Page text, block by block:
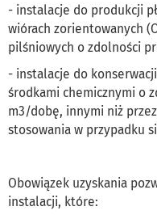
- instalacje do produkcji
wiórach zorientowanych
pilśniowych o zdolności
- instalacje do
środkami chemicznymi o
m3/dobę, innymi niż
stosowania w przypadku
Obowiązek uzyskania
instalacji, które: